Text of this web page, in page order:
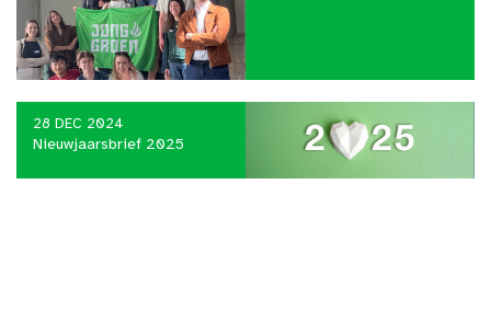
28 DEC 2024
Nieuwjaarsbrief 2025